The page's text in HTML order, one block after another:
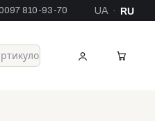
097 810-93-70 UA · RU